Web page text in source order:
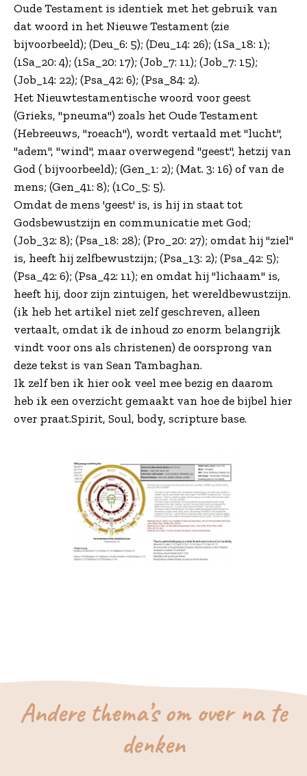
Oude Testament is identiek met het gebruik van
dat woord in het Nieuwe Testament (zie
bijvoorbeeld); (Deu_6: 5); (Deu_14: 26); (1Sa_18: 1);
(1Sa_20: 4); (1Sa_20: 17); (Job_7: 11); (Job_7: 15);
(Job_14: 22); (Psa_42: 6); (Psa_84: 2).
Het Nieuwtestamentische woord voor geest
(Grieks, "pneuma") zoals het Oude Testament
(Hebreeuws, "roeach"), wordt vertaald met "lucht",
"adem", "wind", maar overwegend "geest", hetzij van
God ( bijvoorbeeld); (Gen_1: 2); (Mat. 3: 16) of van de
mens; (Gen_41: 8); (1Co_5: 5).
Omdat de mens 'geest' is, is hij in staat tot
Godsbewustzijn en communicatie met God;
(Job_32: 8); (Psa_18: 28); (Pro_20: 27); omdat hij "ziel"
is, heeft hij zelfbewustzijn; (Psa_13: 2); (Psa_42: 5);
(Psa_42: 6); (Psa_42: 11); en omdat hij "lichaam" is,
heeft hij, door zijn zintuigen, het wereldbewustzijn.
(ik heb het artikel niet zelf geschreven, alleen
vertaalt, omdat ik de inhoud zo enorm belangrijk
vindt voor ons als christenen) de oorsprong van
deze tekst is van Sean Tambaghan.
Ik zelf ben ik hier ook veel mee bezig en daarom
heb ik een overzicht gemaakt van hoe de bijbel hier
over praat.Spirit, Soul, body, scripture base.
Andere thema’s om over na te
denken